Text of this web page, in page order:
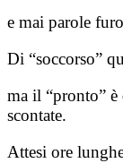
e mai parole
Di “soccorso”
ma il “pronto”
scontate.
Attesi ore